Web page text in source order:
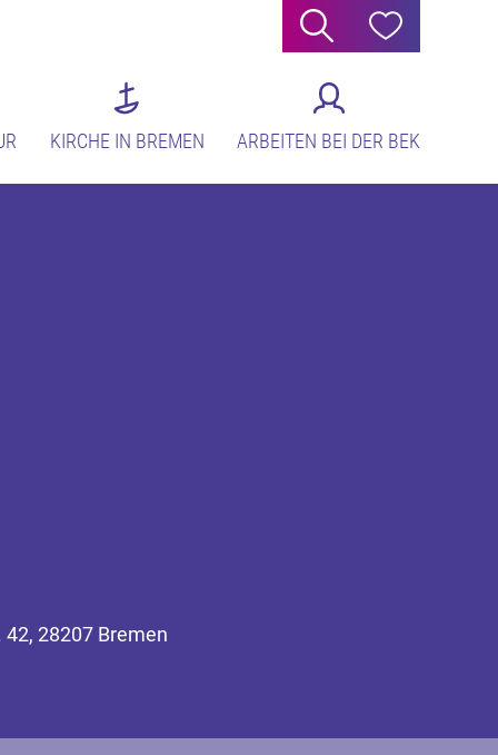
Suche Hilfe
KIRCHE IN BREMEN ARBEITEN BEI DER BEK
28207 Bremen